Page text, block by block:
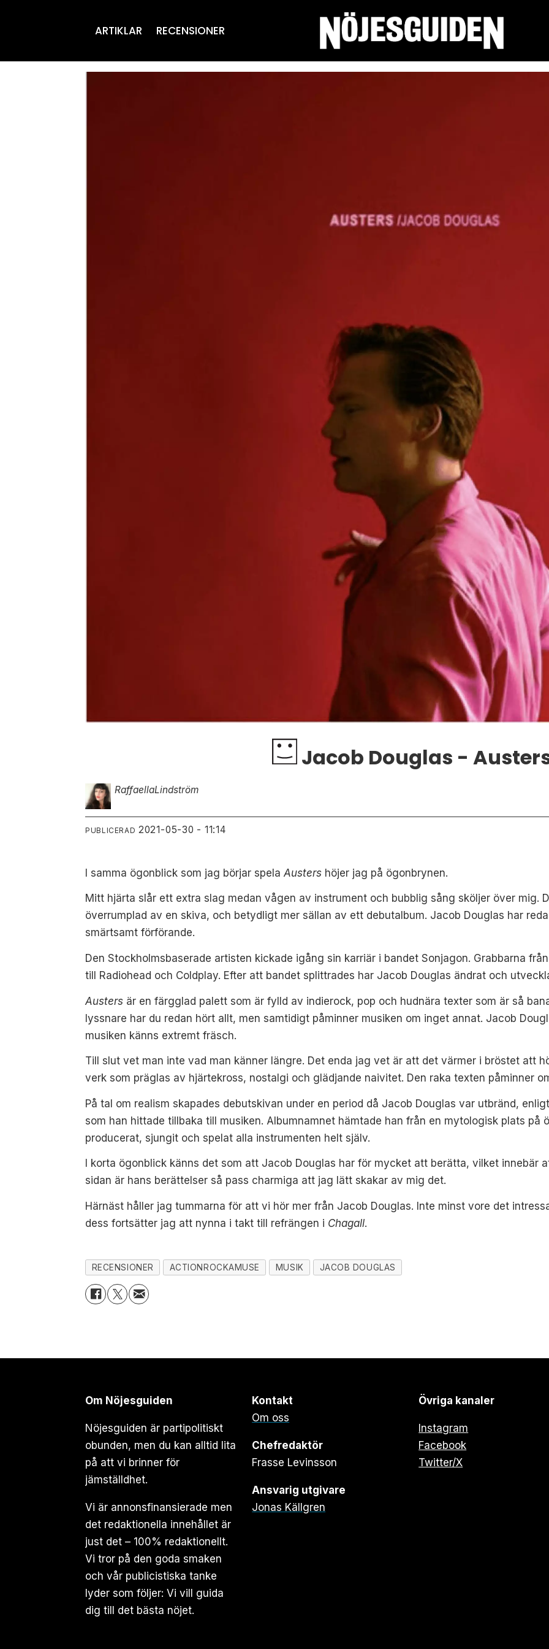
ARTIKLAR RECENSIONER
Jacob Douglas -
RaffaellaLindström
PUBLICERAD 2021-05-30 - 11:14
I samma ögonblick som jag börjar spelaAusters höjer jag på ögonbrynen.
Mitt hjärta slår ett extra slag medan vågen av instrument och bubblig sång sköljer över mig.
överrumplad av en skiva, och betydligt mer sällan av ett debutalbum. Jacob Douglas har
smärtsamt förförande.
Den Stockholmsbaserade artisten kickade igång sin karriär i bandet Sonjagon. Grabbarna
till Radiohead och Coldplay. Efter att bandet splittrades har Jacob Douglas ändrat och
Austers är en färgglad palett som är fylld av indierock, pop och hudnära texter som är så
lyssnare har du redan hört allt, men samtidigt påminner musiken om inget annat. Jacob
musiken känns extremt fräsch.
Till slut vet man inte vad man känner längre. Det enda jag vet är att det värmer i bröstet att
verk som präglas av hjärtekross, nostalgi och glädjande naivitet. Den raka texten påminner
På tal om realism skapades debutskivan under en period då Jacob Douglas var utbränd,
som han hittade tillbaka till musiken. Albumnamnet hämtade han från en mytologisk plats på
producerat, sjungit och spelat alla instrumenten helt själv.
I korta ögonblick känns det som att Jacob Douglas har för mycket att berätta, vilket innebär
sidan är hans berättelser så pass charmiga att jag lätt skakar av mig det.
Härnäst håller jag tummarna för att vi hör mer från Jacob Douglas. Inte minst vore det
dess fortsätter jag att nynna i takt till refrängen i Chagall.
RECENSIONER ACTIONROCKAMUSE MUSIK JACOB DOUGLAS
Om Nöjesguiden
Nöjesguiden är partipolitiskt
obunden, men du kan alltid lita
på att vi brinner för
jämställdhet.
Vi är annonsfinansierade men
det redaktionella innehållet är
just det – 100% redaktionellt.
Vi tror på den goda smaken
och vår publicistiska tanke
lyder som följer: Vi vill guida
dig till det bästa nöjet.
Kontakt
Om oss
Chefredaktör
Frasse Levinsson
Ansvarig utgivare
Jonas Källgren
Övriga kanaler
Instagram
Facebook
Twitter/X